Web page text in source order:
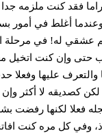
فقد كنت ملزمه جدا
أغلط في أمور
عشقي له! في مرحلة
حتى وإن كنت اتخيل
والتعرف عليها
لكن كصديقه لا أكثر
فعلا لكنها
وفي كل مره كنت